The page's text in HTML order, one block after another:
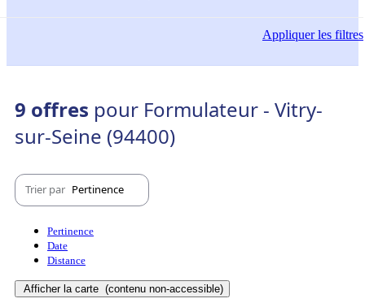
Appliquerles filtres
9 offres pour Formulateur - Vitry-
sur-Seine (94400)
Trier par Pertinence
Pertinence
Date
Distance
Afficher la carte (contenu non-accessible)